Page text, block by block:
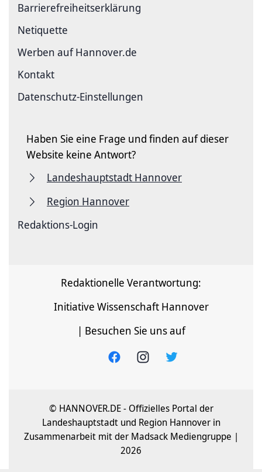
Barriere­freiheits­erklärung
Netiquette
Werben auf Hannover.de
Kontakt
Datenschutz-Einstellungen
Haben Sie eine Frage und finden auf dieser
Website keine Antwort?
Landeshauptstadt Hannover
Region Hannover
Redaktions-Login
Redaktionelle Verantwortung:
Initiative Wissenschaft Hannover
| Besuchen Sie uns auf
© HANNOVER.DE - Offizielles Portal der
Landeshauptstadt und Region Hannover in
Zusammenarbeit mit der Madsack Mediengruppe |
2026